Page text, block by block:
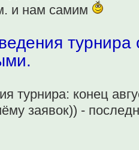
и нам самим
турнира
турнира: конец
заявок)) -